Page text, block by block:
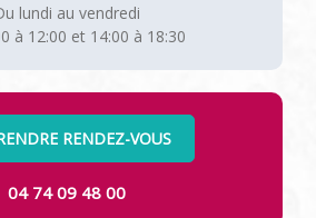
lundi au vendredi
à 12:00 et 14:00 à 18:30
RENDEZ-VOUS
04 74 09 48 00